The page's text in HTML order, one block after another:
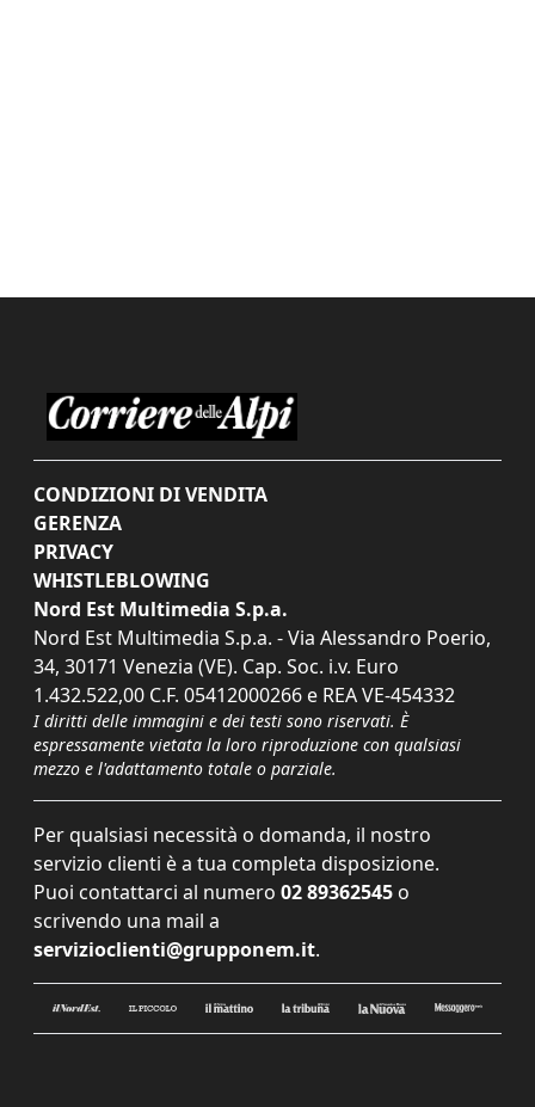
CONDIZIONI DI VENDITA
GERENZA
PRIVACY
WHISTLEBLOWING
Nord Est Multimedia S.p.a.
Nord Est Multimedia S.p.a. - Via Alessandro Poerio,
34, 30171 Venezia (VE). Cap. Soc. i.v. Euro
1.432.522,00 C.F. 05412000266 e REA VE-454332
I diritti delle immagini e dei testi sono riservati. È
espressamente vietata la loro riproduzione con qualsiasi
mezzo e l'adattamento totale o parziale.
Per qualsiasi necessità o domanda, il nostro
servizio clienti è a tua completa disposizione.
Puoi contattarci al numero 02 89362545 o
scrivendo una mail a
servizioclienti@grupponem.it.